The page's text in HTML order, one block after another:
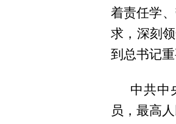
着责任学
求，深刻
到总书记
中共中
员，最高